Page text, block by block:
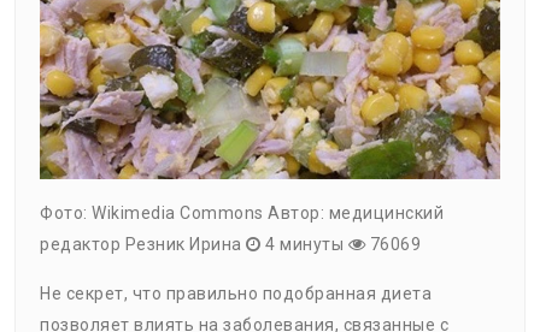
Фото: Wikimedia Commons Автор: медицинский
редактор Резник Ирина
4 минуты 76069
Не секрет, что правильно подобранная диета
позволяет влиять на заболевания, связанные с